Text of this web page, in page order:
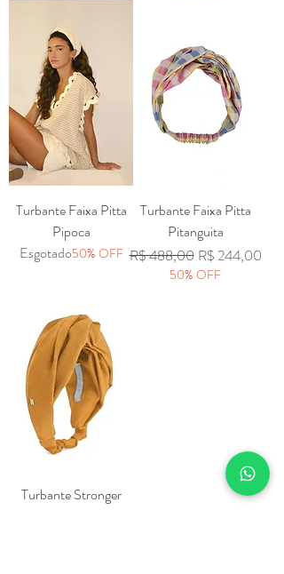
Turbante Faixa Pitta
Pipoca
Esgotado50% OFF
Turbante Faixa Pitta
Pitanguita
Preço normal
R$ 488,00 Preço
R$ 244,00
50% OFF
Turbante Stronger